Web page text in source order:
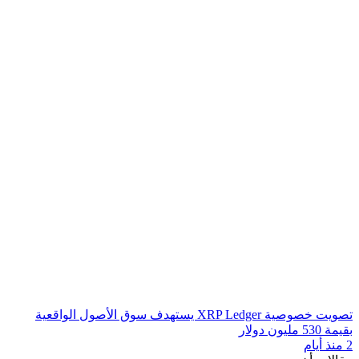
تصويت خصوصية XRP Ledger يستهدف سوق الأصول الواقعية
بقيمة 530 مليون دولار
2 منذ أيام